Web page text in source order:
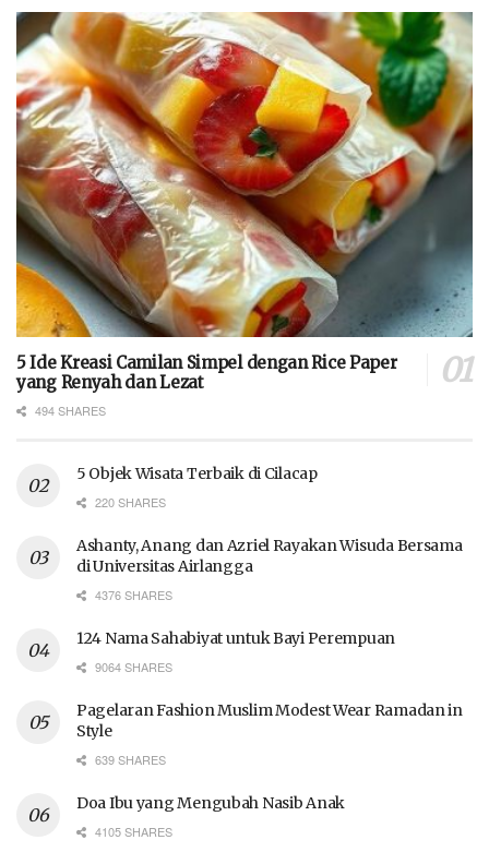
5 Ide Kreasi Camilan Simpel dengan Rice Paper
yang Renyah dan Lezat
494 SHARES
5 Objek Wisata Terbaik di Cilacap
220 SHARES
Ashanty, Anang dan Azriel Rayakan Wisuda Bersama
di Universitas Airlangga
4376 SHARES
124 Nama Sahabiyat untuk Bayi Perempuan
9064 SHARES
Pagelaran Fashion Muslim Modest Wear Ramadan in
Style
639 SHARES
Doa Ibu yang Mengubah Nasib Anak
4105 SHARES